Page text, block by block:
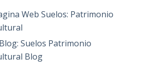
Web Suelos: Patrimonio
Suelos Patrimonio
Blog